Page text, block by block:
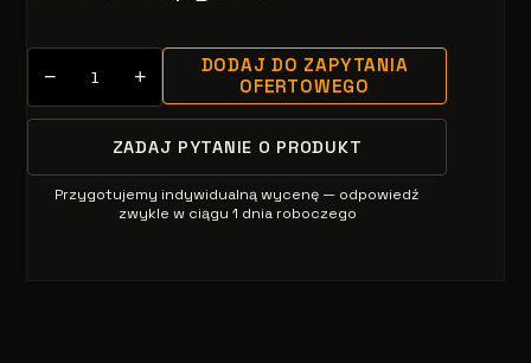
− +
DODAJ DO ZAPYTANIA
OFERTOWEGO
ZADAJ PYTANIE O PRODUKT
Przygotujemy indywidualną wycenę — odpowiedź
zwykle w ciągu 1 dnia roboczego